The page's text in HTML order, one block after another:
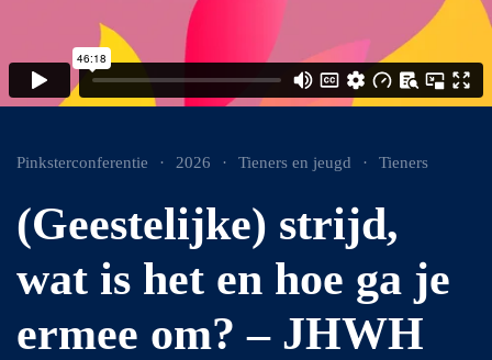
Pinksterconferentie 2026 Tieners en jeugd Tieners
(Geestelijke) strijd,
wat is het en hoe ga je
ermee om? – JHWH